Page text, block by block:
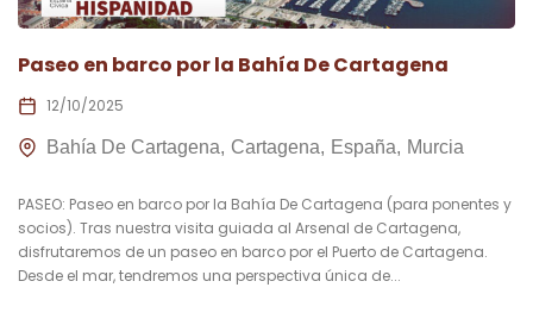
Paseo en barco por la Bahía De Cartagena
12/10/2025
Bahía De Cartagena Cartagena España Murcia
PASEO: Paseo en barco por la Bahía De Cartagena (para ponentes y
socios). Tras nuestra visita guiada al Arsenal de Cartagena,
disfrutaremos de un paseo en barco por el Puerto de Cartagena.
Desde el mar, tendremos una perspectiva única de...